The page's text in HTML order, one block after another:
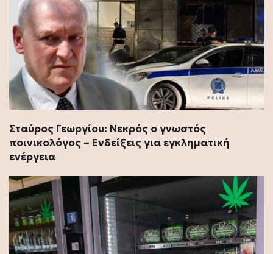
Σταύρος Γεωργίου: Νεκρός ο γνωστός
ποινικολόγος – Ενδείξεις για εγκληματική
ενέργεια